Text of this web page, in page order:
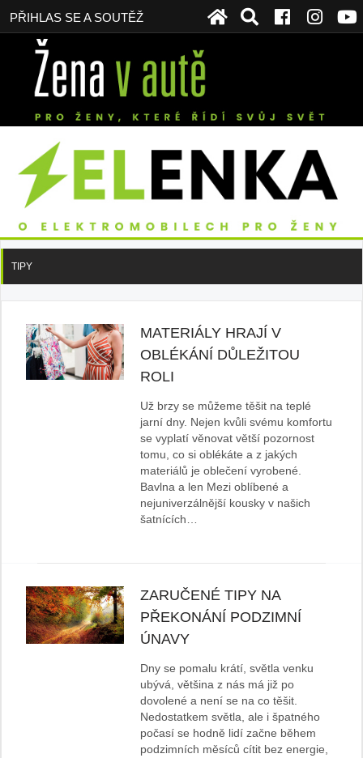
PŘIHLAS SE A SOUTĚŽ
TIPY
MATERIÁLY HRAJÍ V
OBLÉKÁNÍ DŮLEŽITOU
ROLI
Už brzy se můžeme těšit na teplé
jarní dny. Nejen kvůli svému komfortu
se vyplatí věnovat větší pozornost
tomu, co si oblékáte a z jakých
materiálů je oblečení vyrobené.
Bavlna a len Mezi oblíbené a
nejuniverzálnější kousky v našich
šatnících…
ZARUČENÉ TIPY NA
PŘEKONÁNÍ PODZIMNÍ
ÚNAVY
Dny se pomalu krátí, světla venku
ubývá, většina z nás má již po
dovolené a není se na co těšit.
Nedostatkem světla, ale i špatného
počasí se hodně lidí začne během
podzimních měsíců cítit bez energie,